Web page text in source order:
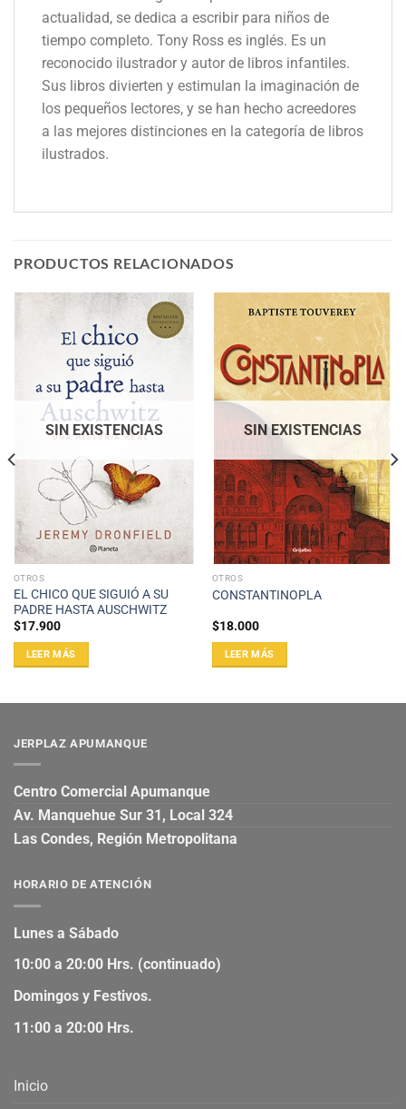
actualidad, se dedica a escribir para niños de
tiempo completo. Tony Ross es inglés. Es un
reconocido ilustrador y autor de libros infantiles.
Sus libros divierten y estimulan la imaginación de
los pequeños lectores, y se han hecho acreedores
a las mejores distinciones en la categoría de libros
ilustrados.
PRODUCTOS RELACIONADOS
SIN EXISTENCIAS
OTROS
EL CHICO QUE SIGUIÓ A SU
PADRE HASTA AUSCHWITZ
$17.900
LEER MÁS
SIN EXISTENCIAS
OTROS
CONSTANTINOPLA
$18.000
LEER MÁS
JERPLAZ APUMANQUE
Centro Comercial Apumanque
Av. Manquehue Sur 31, Local 324
Las Condes, Región Metropolitana
HORARIO DE ATENCIÓN
Lunes a Sábado
10:00 a 20:00 Hrs. (continuado)
Domingos y Festivos.
11:00 a 20:00 Hrs.
Inicio